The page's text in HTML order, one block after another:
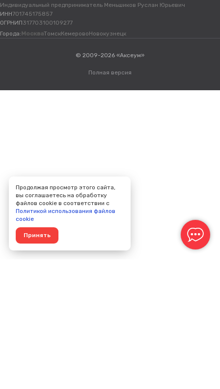
Индивидуальный предприниматель Меньшиков Руслан Юрьевич
ИНН701745175857
ОГРНИП317703100109277
Города: МоскваТомскКемеровоНовокузнецк
© 2009-2026 «Аксеум»
Полная версия
Продолжая просмотр этого сайта,
вы соглашаетесь на обработку
файлов cookie в соответствии с
Политикой использования файлов
cookie
Принять